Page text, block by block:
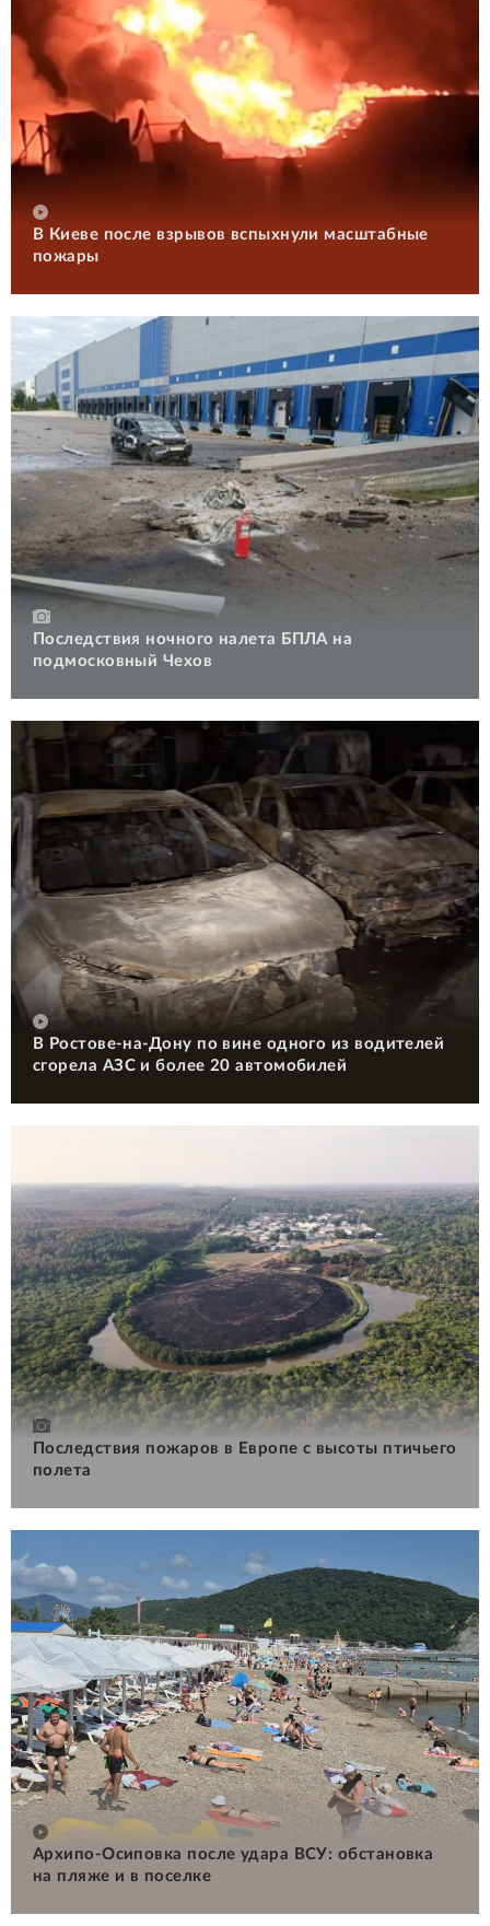
В Киеве после взрывов вспыхнули масштабные
пожары
Последствия ночного налета БПЛА на
подмосковный Чехов
В Ростове-на-Дону по вине одного из водителей
сгорела АЗС и более 20 автомобилей
Последствия пожаров в Европе с высоты птичьего
полета
Архипо-Осиповка после удара ВСУ: обстановка
на пляже и в поселке